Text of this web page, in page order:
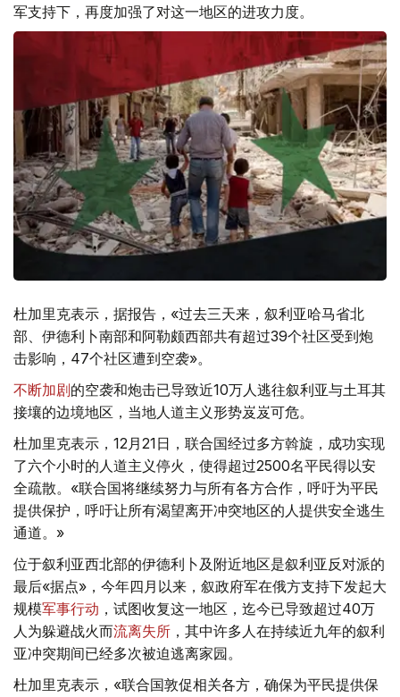
军支持下，再度加强了对这一地区的进攻力度。
杜加里克表示，据报告，«过去三天来，叙利亚哈马省北
部、伊德利卜南部和阿勒颇西部共有超过39个社区受到炮
击影响，47个社区遭到空袭»。
不断加剧的空袭和炮击已导致近10万人逃往叙利亚与土耳其
接壤的边境地区，当地人道主义形势岌岌可危。
杜加里克表示，12月21日，联合国经过多方斡旋，成功实现
了六个小时的人道主义停火，使得超过2500名平民得以安
全疏散。«联合国将继续努力与所有各方合作，呼吁为平民
提供保护，呼吁让所有渴望离开冲突地区的人提供安全逃生
通道。»
位于叙利亚西北部的伊德利卜及附近地区是叙利亚反对派的
最后«据点»，今年四月以来，叙政府军在俄方支持下发起大
规模军事行动 ，试图收复这一地区，迄今已导致超过40万
人为躲避战火而流离失所 ，其中许多人在持续近九年的叙利
亚冲突期间已经多次被迫逃离家园。
杜加里克表示，«联合国敦促相关各方，确保为平民提供保